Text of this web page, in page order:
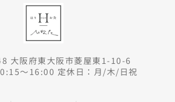
大阪府東大阪市菱屋東1-10-6
～16:00 定休日：月/木/日祝